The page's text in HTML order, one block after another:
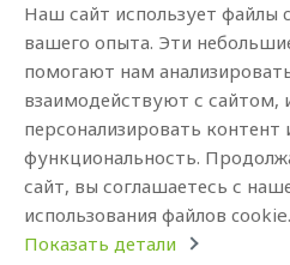
Reģ Nr. 40003979897
Brīvības gatve 214b, Rīga, LV-1039,
AS Swedbank, HABALV22
LV53HABA0551019240274
Наш сайт использует файлы
вашего опыта. Эти
помогают нам
взаимодействуют с сайтом,
персонализировать контент
функциональность.
сайт, вы соглашаетесь с
использования файлов cookie.
Показать детали